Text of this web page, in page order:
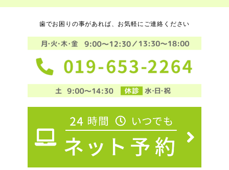
歯でお困りの事があれば、お気軽にご連絡ください